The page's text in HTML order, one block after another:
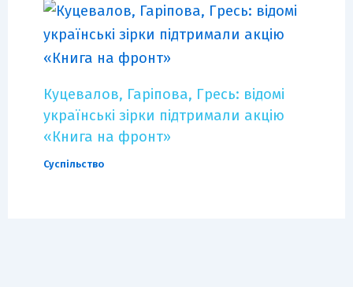
Куцевалов, Гаріпова, Гресь: відомі
українські зірки підтримали акцію
«Книга на фронт»
Суспільство